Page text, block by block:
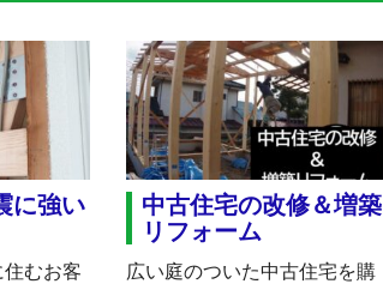
に強い
むお客
中古住宅の改修＆増築
リフォーム
広い庭のついた中古住宅を購